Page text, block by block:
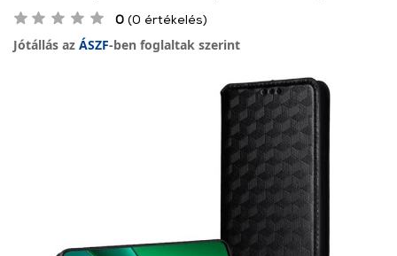
0 (0 értékelés)
Jótállás az ÁSZF-ben foglaltak szerint